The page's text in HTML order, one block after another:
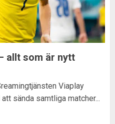
allt som är nytt
Viaplay
sända samtliga matcher...